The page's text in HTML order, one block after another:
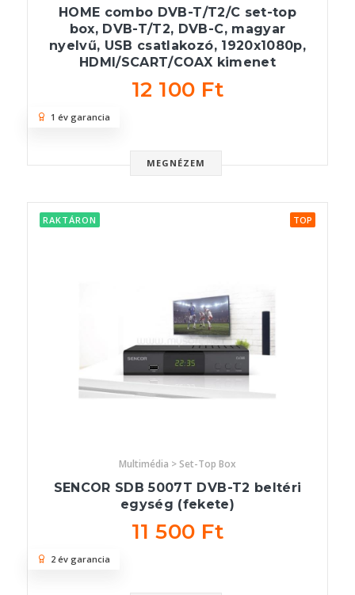
HOME combo DVB-T/T2/C set-top
box, DVB-T/T2, DVB-C, magyar
nyelvű, USB csatlakozó, 1920x1080p,
HDMI/SCART/COAX kimenet
12 100 Ft
MEGNÉZEM
1 év garancia
RAKTÁRON TOP
Multimédia > Set-Top Box
SENCOR SDB 5007T DVB-T2 beltéri
egység (fekete)
11 500 Ft
2 év garancia